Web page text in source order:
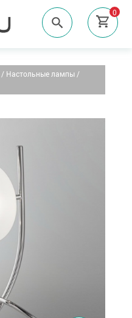
0
/ Настольные лампы /